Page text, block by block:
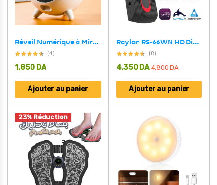
Réveil Numérique à Miroir Rechargeable avec Haut-parleur Portable Bluetooth 5.0
(4)
1,850 DA
Ajouter au panier
Raylan RS-66WN HD Digital Satellite TV Receiver
(8)
4,800DA
4,350 DA
Ajouter au panier
23% Réduction